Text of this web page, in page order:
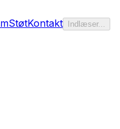
StøtKontakt Indlæser...